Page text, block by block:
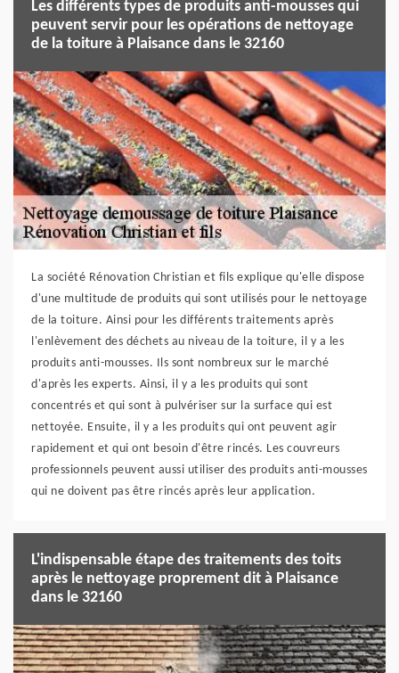
Les différents types de produits anti-mousses qui
peuvent servir pour les opérations de nettoyage
de la toiture à Plaisance dans le 32160
La société Rénovation Christian et fils explique qu'elle dispose
d'une multitude de produits qui sont utilisés pour le nettoyage
de la toiture. Ainsi pour les différents traitements après
l'enlèvement des déchets au niveau de la toiture, il y a les
produits anti-mousses. Ils sont nombreux sur le marché
d'après les experts. Ainsi, il y a les produits qui sont
concentrés et qui sont à pulvériser sur la surface qui est
nettoyée. Ensuite, il y a les produits qui ont peuvent agir
rapidement et qui ont besoin d'être rincés. Les couvreurs
professionnels peuvent aussi utiliser des produits anti-mousses
qui ne doivent pas être rincés après leur application.
L'indispensable étape des traitements des toits
après le nettoyage proprement dit à Plaisance
dans le 32160